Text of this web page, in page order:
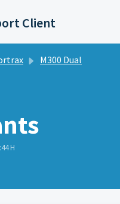
Client
M300 Dual
H